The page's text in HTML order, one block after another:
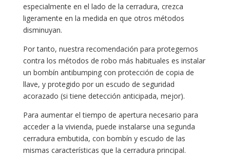
especialmente en el lado de la cerradura, crezca
ligeramente en la medida en que otros métodos
disminuyan.
Por tanto, nuestra recomendación para protegernos
contra los métodos de robo más habituales es instalar
un bombín antibumping con protección de copia de
llave, y protegido por un escudo de seguridad
acorazado (si tiene detección anticipada, mejor).
Para aumentar el tiempo de apertura necesario para
acceder a la vivienda, puede instalarse una segunda
cerradura embutida, con bombín y escudo de las
mismas características que la cerradura principal.